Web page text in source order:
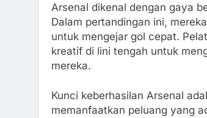
Arsenal dikenal dengan gaya
Dalam pertandingan ini,
untuk mengejar gol cepat.
kreatif di lini tengah untuk
mereka.
Kunci keberhasilan Arsenal
memanfaatkan peluang yang